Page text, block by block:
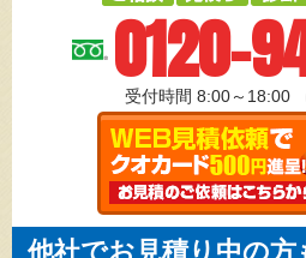
0120-
受付時間 8:00～18:00
他社でお見積り中の方